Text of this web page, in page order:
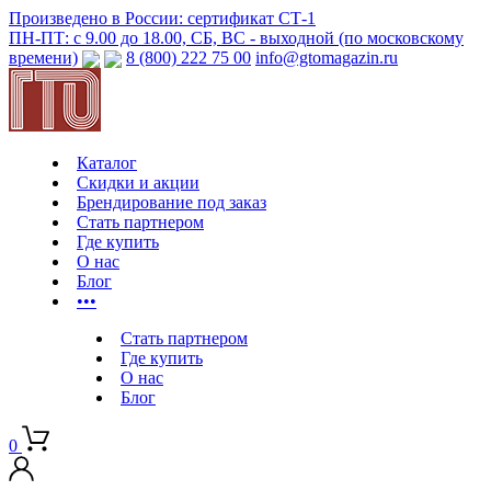
Произведено в России: сертификат СТ-1
ПН-ПТ: с 9.00 до 18.00, СБ, ВС - выходной (по московскому
времени)
8 (800) 222 75 00 info@gtomagazin.ru
Каталог
Скидки и акции
Брендирование под заказ
Стать партнером
Где купить
О нас
Блог
•••
Стать партнером
Где купить
О нас
Блог
0